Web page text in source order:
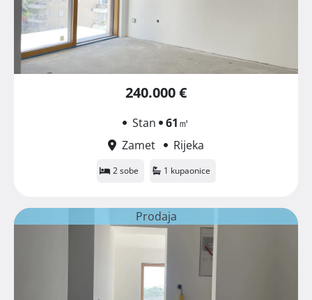
240.000 €
Stan 61㎡
Zamet
Rijeka
2 sobe 1 kupaonice
Prodaja